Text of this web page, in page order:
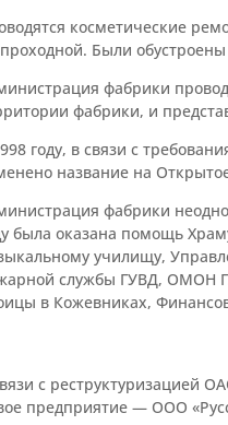
косметические
Были
фабрики
фабрики, и
году, в связи с
название на
фабрики
была оказана помощь
училищу,
службы ГУВД, ОМОН
в Кожевниках,
с реструктуризацией
предприятие — ООО